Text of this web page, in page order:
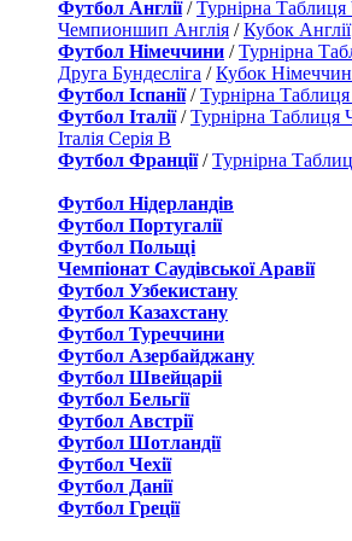
Футбол Англії/Турнірна Таблиця
Чемпионшип Англія /Кубок Англії
Футбол Німеччини /Турнірна
Друга Бундесліга /Кубок
Футбол Іспанії/Турнірна Таблиця
Футбол Італії/Турнірна Таблиця
Італія Серія B
Футбол Франції/Турнірна
Футбол Нідерландiв
Футбол Португалії
Футбол Польщі
Чемпіонат Саудівської Аравії
Футбол Узбекистану
Футбол Казахстану
Футбол Туреччини
Футбол Азербайджану
Футбол Швейцаріі
Футбол Бельгії
Футбол Австрії
Футбол Шотландії
Футбол Чехії
Футбол Данії
Футбол Греції